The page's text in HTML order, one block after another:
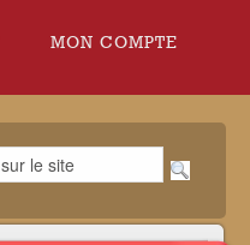
MON COMPTE